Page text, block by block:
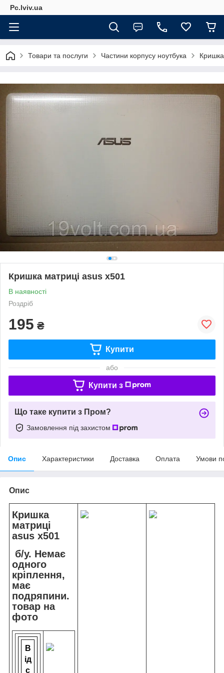
Pc.lviv.ua
Товари та послуги Частини корпусу ноутбука
Кришка матриці asus x501
В наявності
Роздріб
195 ₴
Купити
або
Купити з
Що таке купити з Пром?
Замовлення під захистом
Опис Характеристики Доставка Оплата Умови
Опис
Кришка
матриці
asus x501
б/у. Немає
одного
кріплення,
має
подряпини.
товар на
фото
В
ід
с